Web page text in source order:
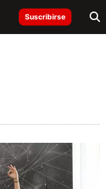
Suscribirse